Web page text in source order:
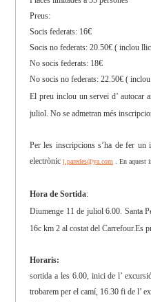
Preus:
Socis federats: 16€
Socis no federats: 20.50€ ( inclou
No socis federats: 18€
No socis no federats: 22.50€ (
El preu inclou un servei d’ autocar
juliol. No se admetran més
Per les inscripcions s’ha de fer un
electrònic j.paredes@ya.com . En aquest
Hora de Sortida:
Diumenge 11 de juliol 6.00. Santa
16c km 2 al costat del Carrefour.Es
Horaris:
sortida a les 6.00, inici de l’
trobarem per el camí, 16.30 fi de l’